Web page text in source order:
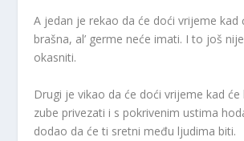
A jedan je rekao da će doći vrijeme kad
brašna, al’ germe neće imati. I to još
okasniti.
Drugi je vikao da će doći vrijeme kad će
zube privezati i s pokrivenim ustima
dodao da će ti sretni među ljudima biti.